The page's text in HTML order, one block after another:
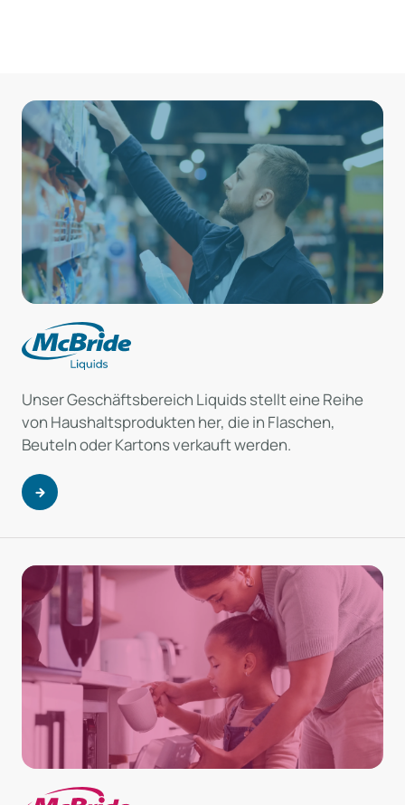
Unser Geschäftsbereich Liquids stellt eine Reihe
von Haushaltsprodukten her, die in Flaschen,
Beuteln oder Kartons verkauft werden.